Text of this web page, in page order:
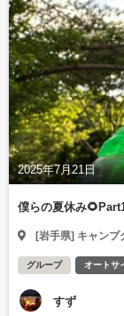
2025年7月21日
僕らの夏休み
[岩手県] キャンプ
グループ オートサ
すず